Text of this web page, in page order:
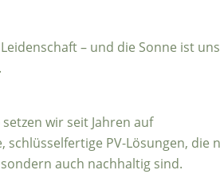
– und die Sonne ist
setzen wir seit Jahren auf
schlüsselfertige PV-Lösungen, die
auch nachhaltig sind.